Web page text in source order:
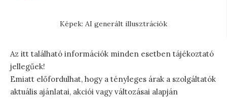
Képek: AI generált illusztrációk
Az itt található információk minden esetben tájékoztató
jellegűek!
Emiatt előfordulhat, hogy a tényleges árak a szolgáltatók
aktuális ajánlatai, akciói vagy változásai alapján